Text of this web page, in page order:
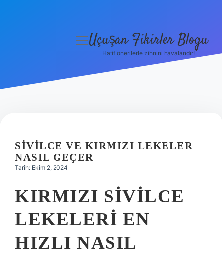
Hakkımızda
menüyü
Uçuşan Fikirler Blogu
Hafif önerilerle zihnini havalandır!
SIVILCE VE KIRMIZI LEKELER
NASIL GEÇER
Tarih: Ekim 2, 2024
KIRMIZI SIVILCE
LEKELERI EN
HIZLI NASIL